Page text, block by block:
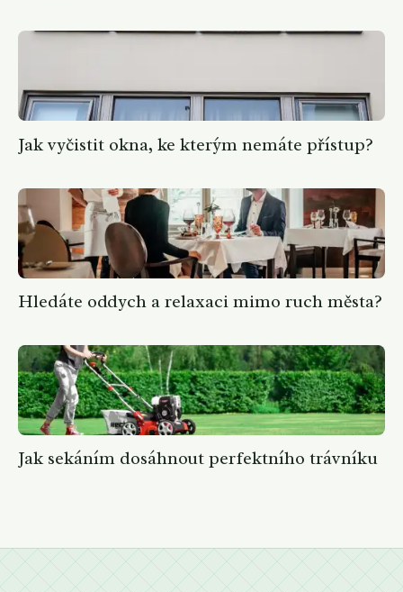
Jak vyčistit okna, ke kterým nemáte přístup?
Hledáte oddych a relaxaci mimo ruch města?
Jak sekáním dosáhnout perfektního trávníku